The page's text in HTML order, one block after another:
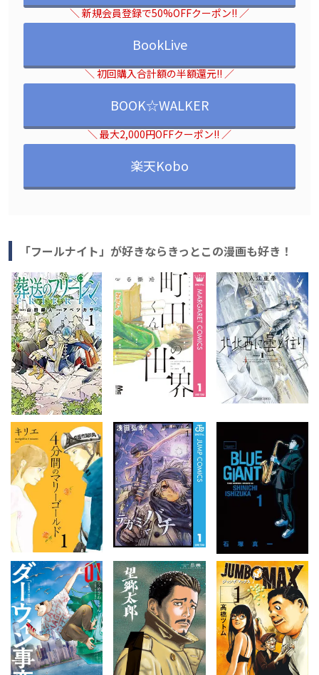
＼ 新規会員登録で50%OFFクーポン!! ／
BookLive
＼ 初回購入合計額の半額還元!! ／
BOOK☆WALKER
＼ 最大2,000円OFFクーポン!! ／
楽天Kobo
「フールナイト」が好きならきっとこの漫画も好き！